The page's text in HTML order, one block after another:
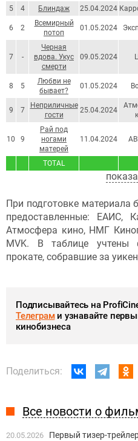
TOTAL
5 4 Блиндаж 25.04.2024
6 2
Всемирный
потоп
01.05.2024
7 -
Черная
вдова. Укус
смерти
09.05.2024
8 5
Любви не
бывает?
01.05.2024
9 7
Неприличные
гости
25.04.2024
10 9
Рай под
ногами
матерей
11.04.2024
При подготовке
предоставленные: ЕАИС,
Атмосфера кино, НМГ
MVK. В таблице учтены
прокате, собравшие за
Подписывайтесь на
Телеграми узнавайте
кинобизнеса
Поделиться:
Все новости о
20.05.2026
Первый тизер-